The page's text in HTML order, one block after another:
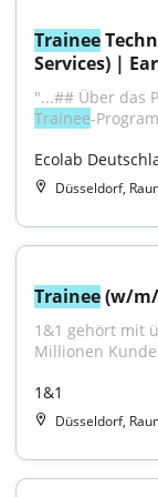
Trainee
Services) |
Trainee-
Ecolab
Düsseldorf,
Trainee (w/
1&1 gehört mit
Millionen
1&1
Düsseldorf,